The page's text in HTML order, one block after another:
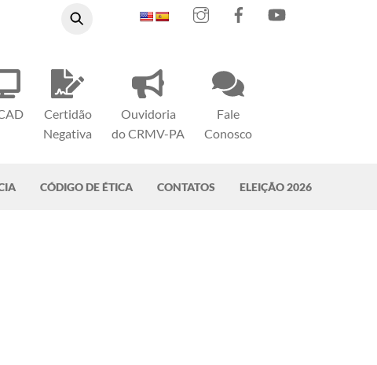
Certidão
Negativa
Ouvidoria
do CRMV-PA
Fale
Conosco
InstagramFacebook
CÓDIGO DE ÉTICA CONTATOS ELEIÇÃO 2026